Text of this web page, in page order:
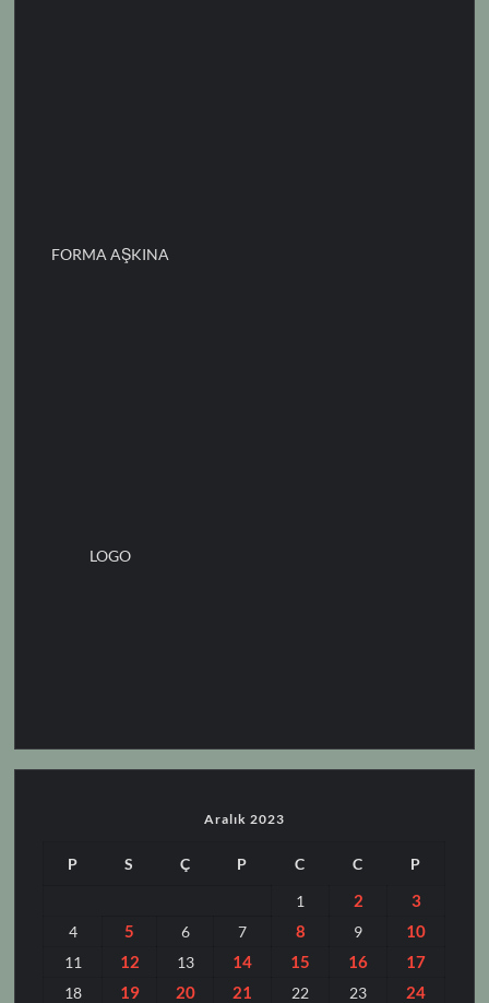
FORMA AŞKINA
LOGO
Aralık 2023
P S Ç P C C
P
1
2 3
4 5 6 7 8 9 10
11 12 13 14 15 16 17
18 19 20 21 22 23
24